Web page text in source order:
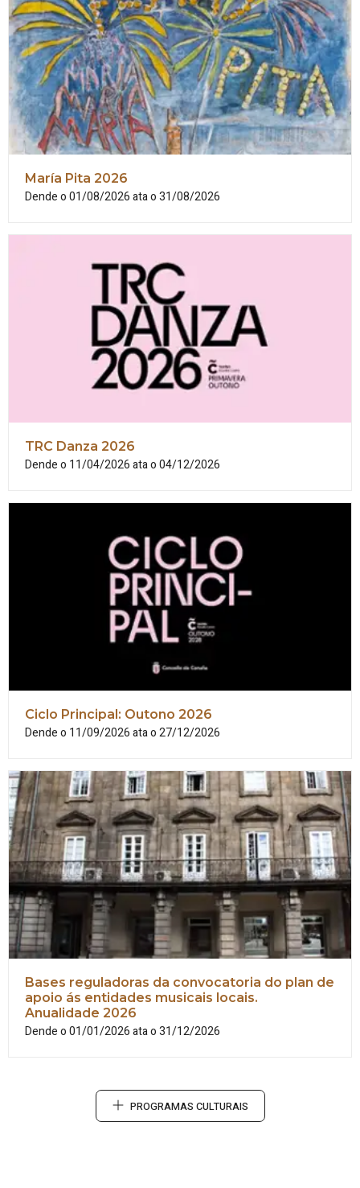
María Pita 2026
Dende o 01/08/2026 ata o 31/08/2026
TRC Danza 2026
Dende o 11/04/2026 ata o 04/12/2026
Ciclo Principal: Outono 2026
Dende o 11/09/2026 ata o 27/12/2026
Bases reguladoras da convocatoria do plan de
apoio ás entidades musicais locais.
Anualidade 2026
Dende o 01/01/2026 ata o 31/12/2026
PROGRAMAS CULTURAIS